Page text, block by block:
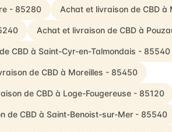
- 85280 Achat et livraison de CBD
Achat et livraison de CBD à
CBD à Saint-Cyr-en-Talmondais - 85540
de CBD à Moreilles - 85450
de CBD à Loge-Fougereuse - 85120
de CBD à Saint-Benoist-sur-Mer - 85540